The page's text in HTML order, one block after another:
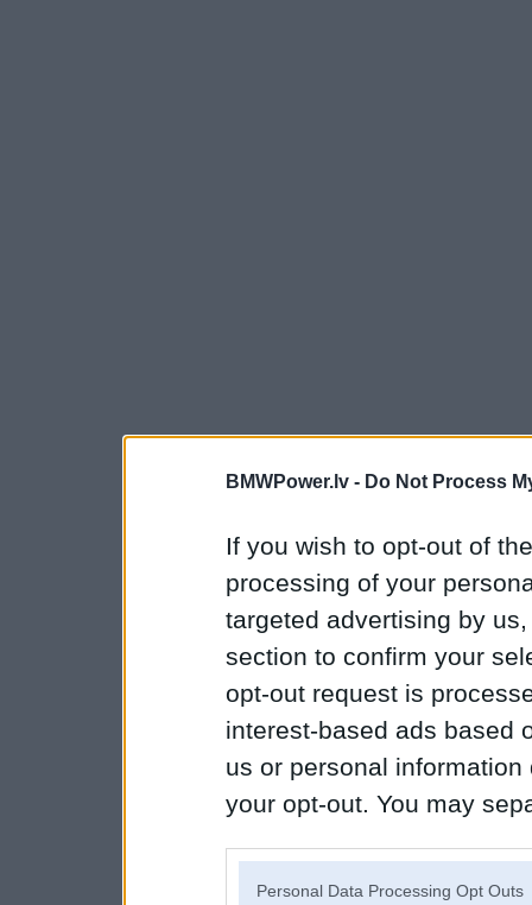
BMWPower.lv - Do Not Process
If you wish to opt-out of
processing of your
targeted advertising by
section to confirm your
opt-out request is
interest-based ads based
us or personal
your opt-out. You may
Personal Data Processing Opt Outs